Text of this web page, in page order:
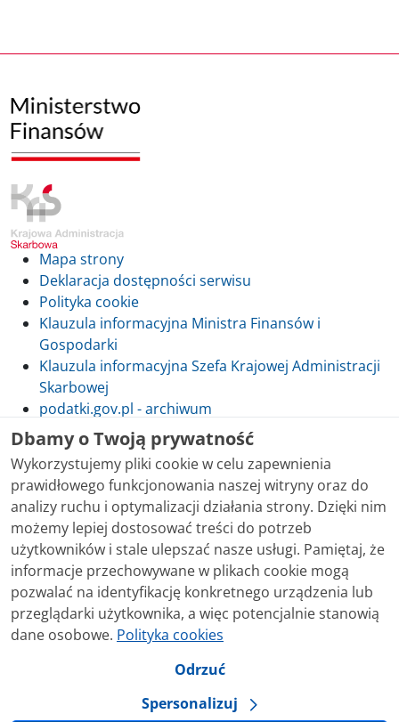
Mapa strony
Deklaracja dostępności serwisu
Polityka cookie
Klauzula informacyjna Ministra Finansów i
Gospodarki
Klauzula informacyjna Szefa Krajowej Administracji
Skarbowej
podatki.gov.pl - archiwum
Skontaktuj się z nami
Treści zamieszczone w serwisie udostępniamy
bezpłatnie. Korzystanie z treści opublikowanych w
serwisie podatki.gov.pl, niezależnie od celu i sposobu
korzystania, nie wymaga zgody Ministerstwa Finansów.
Treści znaczone w serwisie jako treści będące
przedmiotem praw autorskich, o ile nie jest to
stwierdzone inaczej, są udostępniane na licencji
Dbamy o Twoją prywatność
Wykorzystujemy pliki cookie w celu zapewnienia
prawidłowego funkcjonowania naszej witryny oraz do
analizy ruchu i optymalizacji działania strony. Dzięki nim
możemy lepiej dostosować treści do potrzeb
użytkowników i stale ulepszać nasze usługi. Pamiętaj, że
informacje przechowywane w plikach cookie mogą
pozwalać na identyfikację konkretnego urządzenia lub
przeglądarki użytkownika, a więc potencjalnie stanowią
dane osobowe. Polityka cookies
Odrzuć
Spersonalizuj